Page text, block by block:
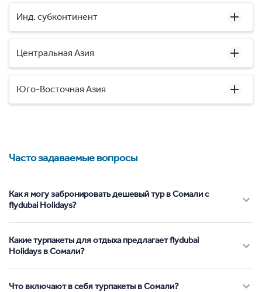
Инд. субконтинент
Центральная Азия
Юго-Восточная Азия
Часто задаваемые вопросы
Как я могу забронировать дешевый тур в Сомали с
flydubai Holidays?
Какие турпакеты для отдыха предлагает flydubai
Holidays в Сомали?
Что включают в себя турпакеты в Сомали?